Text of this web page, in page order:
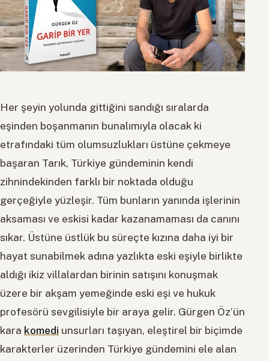
Her şeyin yolunda gittiğini sandığı sıralarda
eşinden boşanmanın bunalımıyla olacak ki
etrafındaki tüm olumsuzlukları üstüne çekmeye
başaran Tarık, Türkiye gündeminin kendi
zihnindekinden farklı bir noktada olduğu
gerçeğiyle yüzleşir. Tüm bunların yanında işlerinin
aksaması ve eskisi kadar kazanamaması da canını
sıkar. Üstüne üstlük bu süreçte kızına daha iyi bir
hayat sunabilmek adına yazlıkta eski eşiyle birlikte
aldığı ikiz villalardan birinin satışını konuşmak
üzere bir akşam yemeğinde eski eşi ve hukuk
profesörü sevgilisiyle bir araya gelir. Gürgen Öz’ün
kara komedi unsurları taşıyan, eleştirel bir biçimde
karakterler üzerinden Türkiye gündemini ele alan